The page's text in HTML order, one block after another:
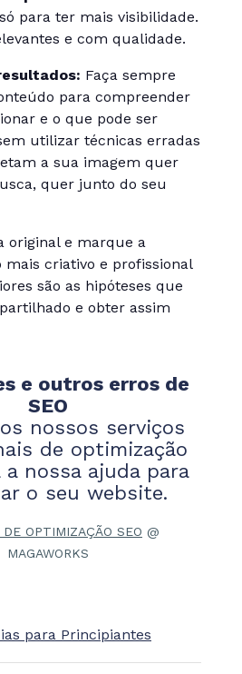
para ter mais visibilidade.
e com qualidade.
Faça sempre
para compreender
e o que pode ser
utilizar técnicas erradas
a sua imagem quer
quer junto do seu
original e marque a
mais criativo e profissional
são as hipóteses que
e obter assim
e outros erros de
SEO
nossos serviços
de optimização
a nossa ajuda para
o seu website.
DE OPTIMIZAÇÃO SEO @
MAGAWORKS
para Principiantes